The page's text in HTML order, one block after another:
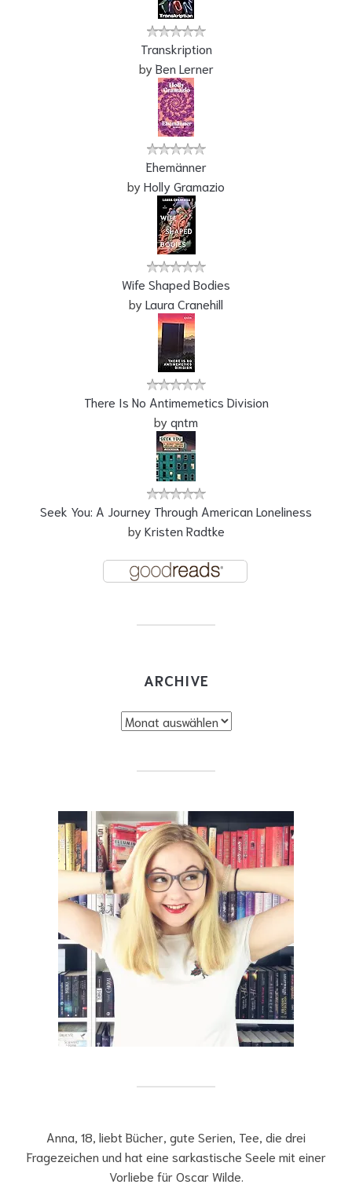
Transkription
byBen Lerner
Ehemänner
byHolly Gramazio
Wife Shaped Bodies
byLaura Cranehill
There Is No Antimemetics Division
byqntm
Seek You: A Journey Through American Loneliness
byKristen Radtke
ARCHIVE
Anna, 18, liebt Bücher, gute Serien, Tee, die drei
Fragezeichen und hat eine sarkastische Seele mit einer
Vorliebe für Oscar Wilde.